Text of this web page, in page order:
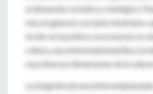
la dimensión somática y biológica.
más en general y en tanto fenómeno
incidir en la política, la economía, la
cultura, una enfermedad habilita a la
muy diversas dimensiones de la vida
La biografía de una enfermedad